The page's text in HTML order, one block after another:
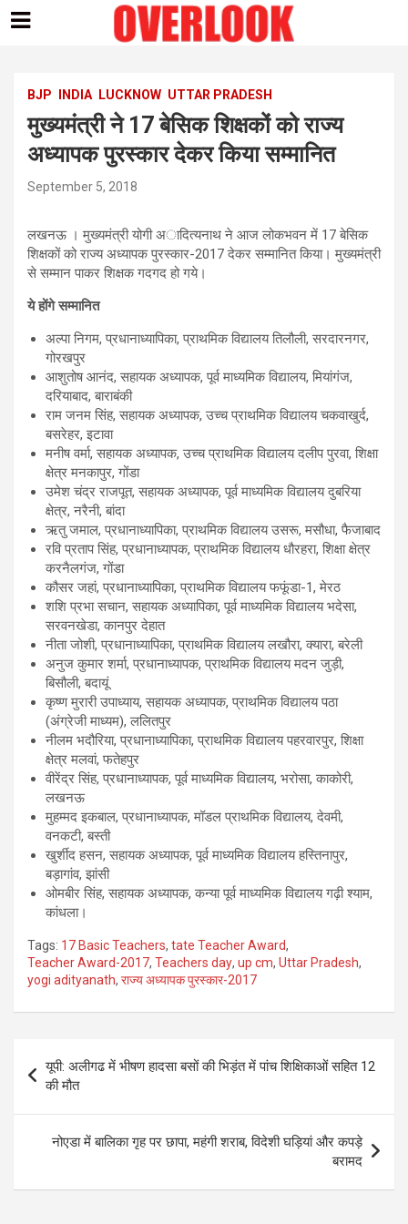
content
BJP INDIA LUCKNOW UTTAR PRADESH
मुख्यमंत्री ने 17 बेसिक शिक्षकों को राज्य
अध्यापक पुरस्कार देकर किया सम्मानित
September 5, 2018
लखनऊ । मुख्यमंत्री योगी अादित्यनाथ ने आज लोकभवन में 17 बेसिक
शिक्षकों को राज्य अध्यापक पुरस्कार-2017 देकर सम्मानित किया। मुख्यमंत्री
से सम्मान पाकर शिक्षक गदगद हो गये।
ये होंगे सम्मानित
अल्पा निगम, प्रधानाध्यापिका, प्राथमिक विद्यालय तिलौली, सरदारनगर,
गोरखपुर
आशुतोष आनंद, सहायक अध्यापक, पूर्व माध्यमिक विद्यालय, मियांगंज,
दरियाबाद, बाराबंकी
राम जनम सिंह, सहायक अध्यापक, उच्च प्राथमिक विद्यालय चकवाखुर्द,
बसरेहर, इटावा
मनीष वर्मा, सहायक अध्यापक, उच्च प्राथमिक विद्यालय दलीप पुरवा, शिक्षा
क्षेत्र मनकापुर, गोंडा
उमेश चंद्र राजपूत, सहायक अध्यापक, पूर्व माध्यमिक विद्यालय दुबरिया
क्षेत्र, नरैनी, बांदा
ऋतु जमाल, प्रधानाध्यापिका, प्राथमिक विद्यालय उसरू, मसौधा, फैजाबाद
रवि प्रताप सिंह, प्रधानाध्यापक, प्राथमिक विद्यालय धौरहरा, शिक्षा क्षेत्र
करनैलगंज, गोंडा
कौसर जहां, प्रधानाध्यापिका, प्राथमिक विद्यालय फफूंडा-1, मेरठ
शशि प्रभा सचान, सहायक अध्यापिका, पूर्व माध्यमिक विद्यालय भदेसा,
सरवनखेडा, कानपुर देहात
नीता जोशी, प्रधानाध्यापिका, प्राथमिक विद्यालय लखौरा, क्यारा, बरेली
अनुज कुमार शर्मा, प्रधानाध्यापक, प्राथमिक विद्यालय मदन जुड़ी,
बिसौली, बदायूं
कृष्ण मुरारी उपाध्याय, सहायक अध्यापक, प्राथमिक विद्यालय पठा
(अंग्रेजी माध्यम), ललितपुर
नीलम भदौरिया, प्रधानाध्यापिका, प्राथमिक विद्यालय पहरवारपुर, शिक्षा
क्षेत्र मलवां, फतेहपुर
वीरेंद्र सिंह, प्रधानाध्यापक, पूर्व माध्यमिक विद्यालय, भरोसा, काकोरी,
लखनऊ
मुहम्मद इकबाल, प्रधानाध्यापक, मॉडल प्राथमिक विद्यालय, देवमी,
वनकटी, बस्ती
खुर्शीद हसन, सहायक अध्यापक, पूर्व माध्यमिक विद्यालय हस्तिनापुर,
बड़ागांव, झांसी
ओमबीर सिंह, सहायक अध्यापक, कन्या पूर्व माध्यमिक विद्यालय गढ़ी श्याम,
कांधला।
Tags: 17 Basic Teachers, tate Teacher Award,
Teacher Award-2017, Teachers day, up cm, Uttar Pradesh,
yogi adityanath, राज्य अध्यापक पुरस्कार-2017
Post
navigation
यूपी: अलीगढ में भीषण हादसा बसों की भिड़ंत में पांच शिक्षिकाओं सहित 12
की मौत
नोएडा में बालिका गृह पर छापा, महंगी शराब, विदेशी घड़ियां और कपड़े
बरामद